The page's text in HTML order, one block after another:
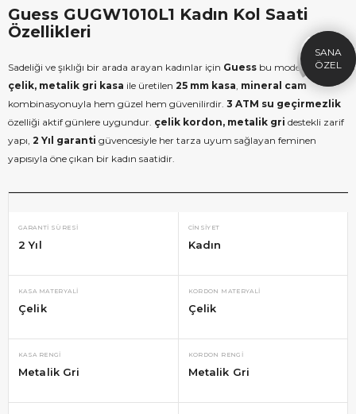
Guess GUGW1010L1 Kadın Kol Saati
Özellikleri
Sadeliği ve şıklığı bir arada arayan kadınlar için Guess bu modeli önerir.
çelik, metalik gri kasa ile üretilen 25 mm kasa mineral cam
kombinasyonuyla hem güzel hem güvenilirdir. 3 ATM su geçirmezlik
özelliği aktif günlere uygundur. çelik kordon, metalik gri destekli zarif
yapı, 2 Yıl garanti güvencesiyle her tarza uyum sağlayan feminen
yapısıyla öne çıkan bir kadın saatidir.
GARANTI SÜRESI
2 Yıl
CINSIYET
Kadın
KASA MATERYALI
Çelik
KORDON MATERYALI
Çelik
KASA RENGI
Metalik Gri
KORDON RENGI
Metalik Gri
HEDIYE
ÇEKI
1.000 TL Hediye Çeki
KOPYALA